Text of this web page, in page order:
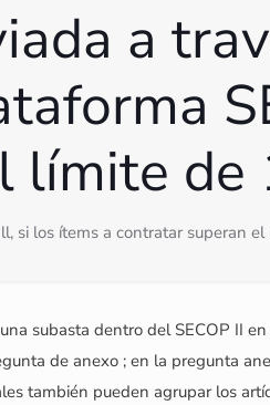
a
límite de
si los ítems a contratar superan
subasta dentro del SECOP II
de anexo ; en la pregunta
también pueden agrupar los